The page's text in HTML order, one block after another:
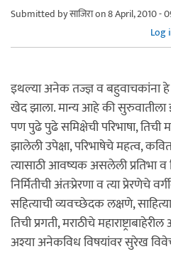
Submitted byसाजिराon 8 April, 2010 -
Log
इथल्या अनेक तज्ज्ञ व बहुवाचकांना
खेद झाला. मान्य आहे की सुरुवातीला
पण पुढे पुढे समिक्षेची परिभाषा, तिची
झालेली उपेक्षा, परिभाषेचे महत्व,
त्यासाठी आवष्यक असलेली प्रतिभा व
निर्मितीची अंतःप्रेरणा व त्या प्रेरणेचे
सहित्याची व्यवच्छेदक लक्षणे,
तिची प्रगती, मराठीचे
अश्या अनेकविध विषयांवर सुरेख